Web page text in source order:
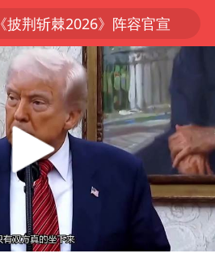
《披荆斩棘2026》阵容官宣
夏日经济乘热而上 消费市场向新而行
以拒绝“和平委员会”的加沙和平计划
全球最大级别运输船通过长江大桥
独闯南太行的失联女生最后轨迹已确认
央视新主播李秋莹母校发文祝贺
11:37